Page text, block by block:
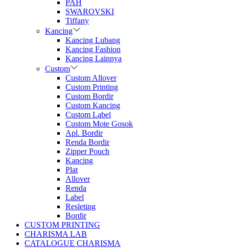
PAH
SWAROVSKI
Tiffany
Kancing
Kancing Lubang
Kancing Fashion
Kancing Lainnya
Custom
Custom Allover
Custom Printing
Custom Bordir
Custom Kancing
Custom Label
Custom Mote Gosok
Apl. Bordir
Renda Bordir
Zipper Pouch
Kancing
Plat
Allover
Renda
Label
Resleting
Bordir
CUSTOM PRINTING
CHARISMA LAB
CATALOGUE CHARISMA